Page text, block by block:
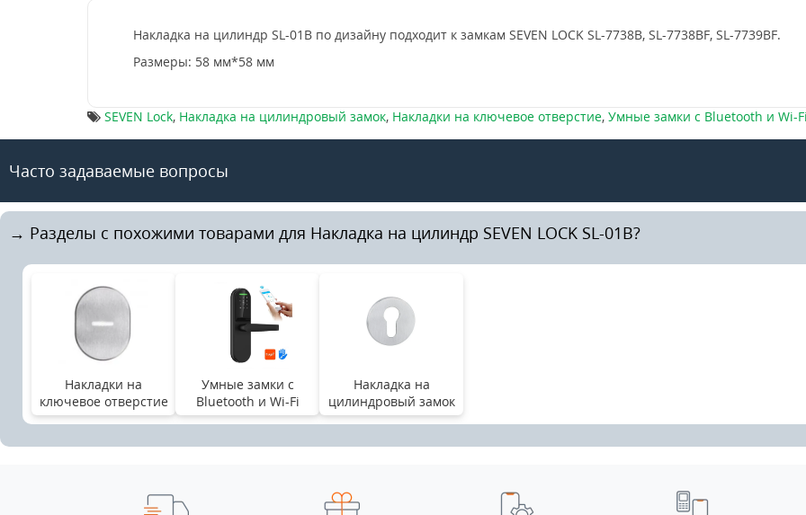
Накладка на цилиндр SL-01B по дизайну подходит к замкам SEVEN LOCK SL-7738B, SL-7738BF, SL-7739BF.
Размеры: 58 мм*58 мм
SEVEN Lock, Накладка на цилиндровый замок, Накладки на ключевое отверстие, Умные замки с Bluetooth и Wi-
Часто задаваемые вопросы
→ Разделы с похожими товарами для Накладка на цилиндр SEVEN LOCK SL-01B?
Накладки на
ключевое отверстие
Умные замки с
Bluetooth и Wi-Fi
Накладка на
цилиндровый замок